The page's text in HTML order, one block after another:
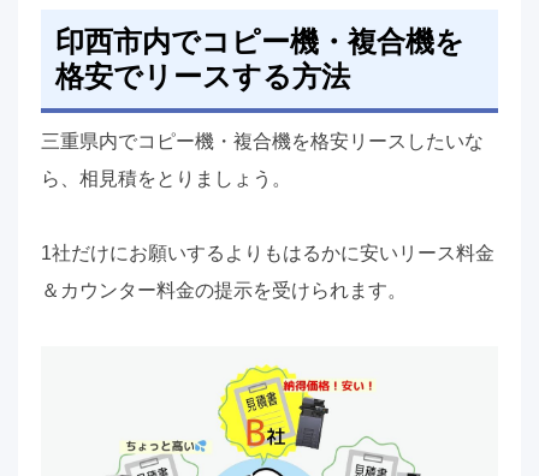
印西市内でコピー機・複合機を
格安でリースする方法
三重県内でコピー機・複合機を格安リースしたいな
ら、相見積をとりましょう。
1社だけにお願いするよりもはるかに安いリース料金
＆カウンター料金の提示を受けられます。